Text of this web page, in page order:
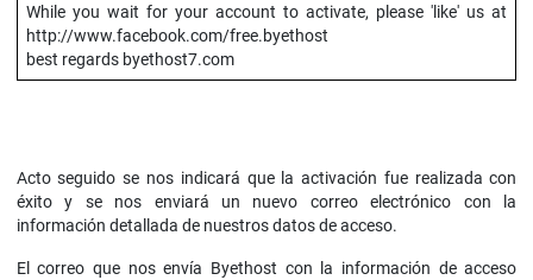
While you wait for your account to activate, please 'like' us at
http://www.facebook.com/free.byethost
best regards byethost7.com
Acto seguido se nos indicará que la activación fue realizada con
éxito y se nos enviará un nuevo correo electrónico con la
información detallada de nuestros datos de acceso.
El correo que nos envía Byethost con la información de acceso